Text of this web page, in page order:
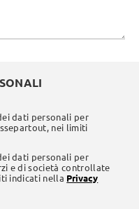
dati personali per
nei limiti
dati personali per
e di società controllate
indicati nella Privacy